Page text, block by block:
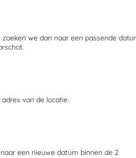
we dan naar een passende
van de locatie.
een nieuwe datum binnen de 2